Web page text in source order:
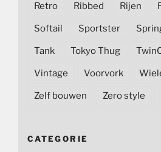
Retro Ribbed Rijen
Softail Sportster
Tank Tokyo Thug
Vintage Voorvork
Zelf bouwen Zero style
CATEGORIE